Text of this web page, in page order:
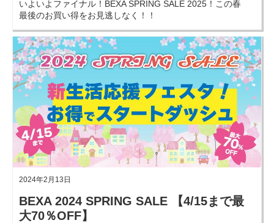
いよいよファイナル！BEXA SPRING SALE 2025！この春
最後のお買い得をお見逃しなく！！
2024年2月13日
BEXA 2024 SPRING SALE 【4/15まで最
大70％OFF】